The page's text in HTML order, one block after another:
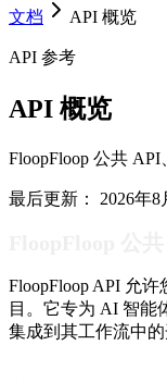
文档 API 概览
API 参考
API 概览
FloopFloop 公共
最后更新： 2026年8
FloopFloop API 允
目。它专为 AI 智能
集成到其工作流中的